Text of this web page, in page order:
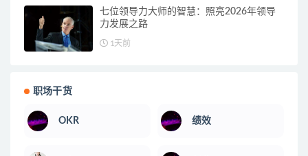
七位领导力大师的智慧：照亮2026年领导
力发展之路
1天前
职场干货
OKR 绩效